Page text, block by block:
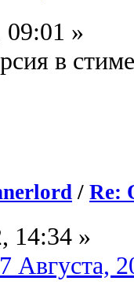
09:01 »
в
/ Re:
14:34 »
Августа,